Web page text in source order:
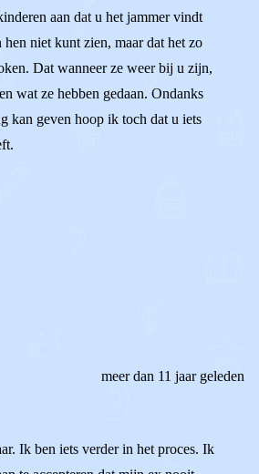
aan dat u het jammer vindt
hen niet kunt zien, maar dat het zo
Dat wanneer ze weer bij u zijn,
wat ze hebben gedaan. Ondanks
kan geven hoop ik toch dat u iets
meer dan 11 jaar geleden
Ik ben iets verder in het proces. Ik